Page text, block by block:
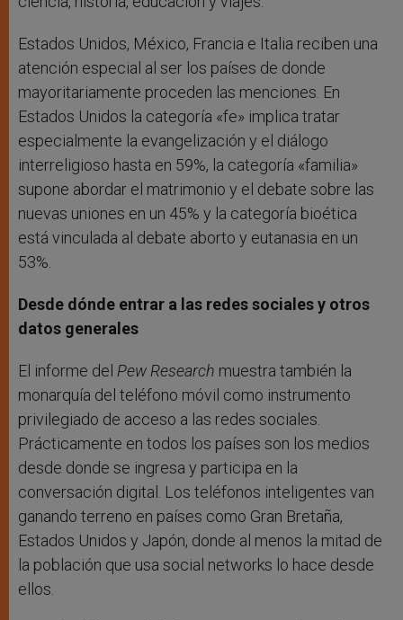
Estados Unidos, México, Francia e Italia reciben una
atención especial al ser los países de donde
mayoritariamente proceden las menciones. En
Estados Unidos la categoría «fe» implica tratar
especialmente la evangelización y el diálogo
interreligioso hasta en 59%, la categoría «familia»
supone abordar el matrimonio y el debate sobre las
nuevas uniones en un 45% y la categoría bioética
está vinculada al debate aborto y eutanasia en un
53%.
Desde dónde entrar a las redes sociales y otros
datos generales
El informe del Pew Research muestra también la
monarquía del teléfono móvil como instrumento
privilegiado de acceso a las redes sociales.
Prácticamente en todos los países son los medios
desde donde se ingresa y participa en la
conversación digital. Los teléfonos inteligentes van
ganando terreno en países como Gran Bretaña,
Estados Unidos y Japón, donde al menos la mitad de
la población que usa social networks lo hace desde
ellos.